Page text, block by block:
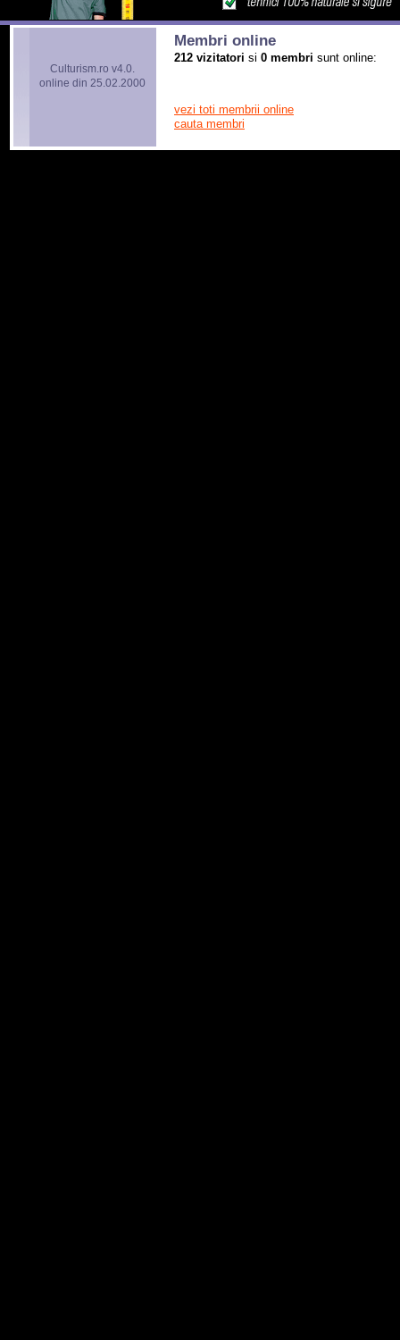
Culturism.ro v4.0.
online din 25.02.2000
Membri online
212 vizitatori si 0 membri sunt online:
vezi toti membrii online
cauta membri